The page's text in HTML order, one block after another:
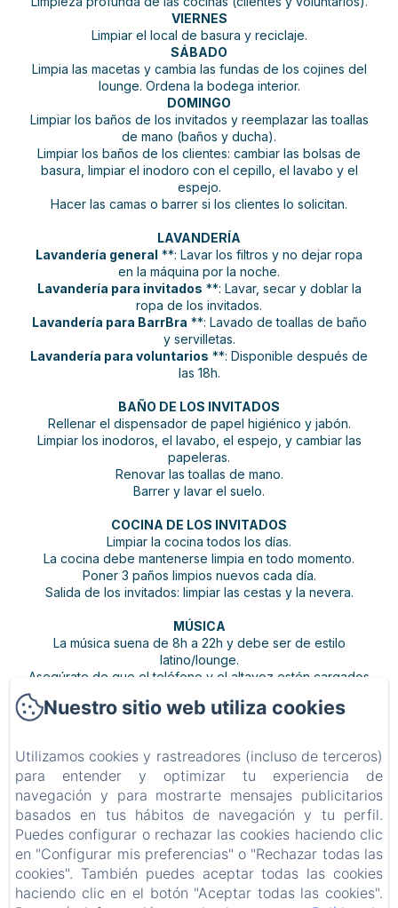
VIERNES
Limpiar el local de basura y reciclaje.
SÁBADO
Limpia las macetas y cambia las fundas de los cojines del
lounge. Ordena la bodega interior.
DOMINGO
Limpiar los baños de los invitados y reemplazar las toallas
de mano (baños y ducha).
Limpiar los baños de los clientes: cambiar las bolsas de
basura, limpiar el inodoro con el cepillo, el lavabo y el
espejo.
Hacer las camas o barrer si los clientes lo solicitan.
LAVANDERÍA
Lavandería general **: Lavar los filtros y no dejar ropa
en la máquina por la noche.
Lavandería para invitados **: Lavar, secar y doblar la
ropa de los invitados.
Lavandería para BarrBra **: Lavado de toallas de baño
y servilletas.
Lavandería para voluntarios **: Disponible después de
las 18h.
BAÑO DE LOS INVITADOS
Rellenar el dispensador de papel higiénico y jabón.
Limpiar los inodoros, el lavabo, el espejo, y cambiar las
papeleras.
Renovar las toallas de mano.
Barrer y lavar el suelo.
COCINA DE LOS INVITADOS
Limpiar la cocina todos los días.
La cocina debe mantenerse limpia en todo momento.
Poner 3 paños limpios nuevos cada día.
Salida de los invitados: limpiar las cestas y la nevera.
MÚSICA
La música suena de 8h a 22h y debe ser de estilo
latino/lounge.
Asegúrate de que el teléfono y el altavoz estén cargados
BARRBRA BNB
Política de privacidad Información legal
Información sobre cookies
Calle 15a 39-1, Bocas del Toro, Provincia de Bocas del Toro, Bocas del Toro, Panamá
resabarrbra@gmail.com
507 69200688
Adults Only - Breakfast Included
Nuestro sitio web utiliza cookies
Utilizamos cookies y rastreadores (incluso de terceros)
para entender y optimizar tu experiencia de
navegación y para mostrarte mensajes publicitarios
basados en tus hábitos de navegación y tu perfil.
Puedes configurar o rechazar las cookies haciendo clic
en "Configurar mis preferencias" o "Rechazar todas las
cookies". También puedes aceptar todas las cookies
haciendo clic en el botón "Aceptar todas las cookies".